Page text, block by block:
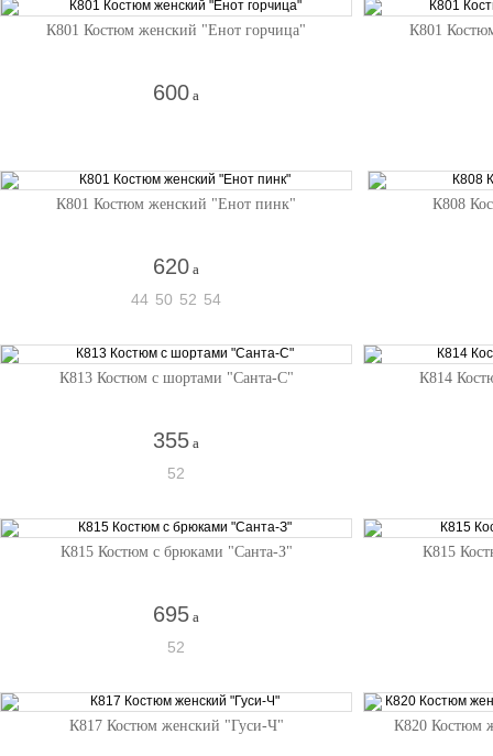
К801 Костюм женский "Енот горчица"
600 a
К801
К801 Костюм женский "Енот пинк"
620 a
44 50 52 54
К808
К813 Костюм с шортами "Санта-С"
355 a
52
К814
К815 Костюм с брюками "Санта-З"
695 a
52
К815
К817 Костюм женский "Гуси-Ч" К820 Костюм